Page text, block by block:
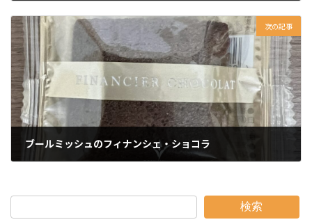
次の記事
ブールミッシュのフィナンシェ・ショコラ
検索